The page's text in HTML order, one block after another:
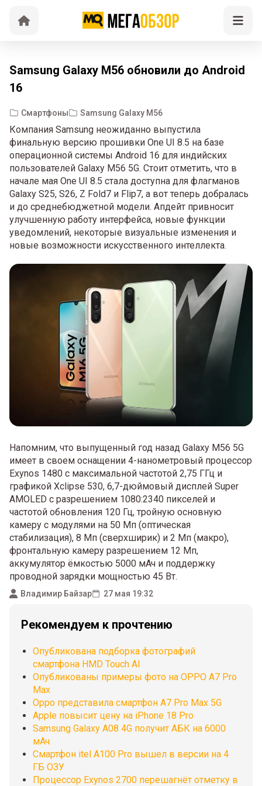
Samsung Galaxy M56 обновили до Android
16
Смартфоны Samsung Galaxy M56
Компания Samsung неожиданно выпустила
финальную версию прошивки One UI 8.5 на базе
операционной системы Android 16 для индийских
пользователей Galaxy M56 5G. Стоит отметить, что в
начале мая One UI 8.5 стала доступна для флагманов
Galaxy S25, S26, Z Fold7 и Flip7, а вот теперь добралась
и до среднебюджетной модели. Апдейт привносит
улучшенную работу интерфейса, новые функции
уведомлений, некоторые визуальные изменения и
новые возможности искусственного интеллекта.
Напомним, что выпущенный год назад Galaxy M56 5G
имеет в своем оснащении 4-нанометровый процессор
Exynos 1480 с максимальной частотой 2,75 ГГц и
графикой Xclipse 530, 6,7-дюймовый дисплей Super
AMOLED с разрешением 1080:2340 пикселей и
частотой обновления 120 Гц, тройную основную
камеру с модулями на 50 Мп (оптическая
стабилизация), 8 Мп (сверхширик) и 2 Мп (макро),
фронтальную камеру разрешением 12 Мп,
аккумулятор ёмкостью 5000 мАч и поддержку
проводной зарядки мощностью 45 Вт.
Владимир Байзар 27 мая 19:32
Рекомендуем к прочтению
Опубликована подборка фотографий
смартфона HMD Touch AI
Опубликованы примеры фото на OPPO A7 Pro
Max
Oppo представила смартфон A7 Pro Max 5G
Apple повысит цену на iPhone 18 Pro
Samsung Galaxy A08 4G получит АБК на 6000
мАч
Смартфон itel A100 Pro вышел в версии на 4
ГБ ОЗУ
Процессор Exynos 2700 перешагнёт отметку в